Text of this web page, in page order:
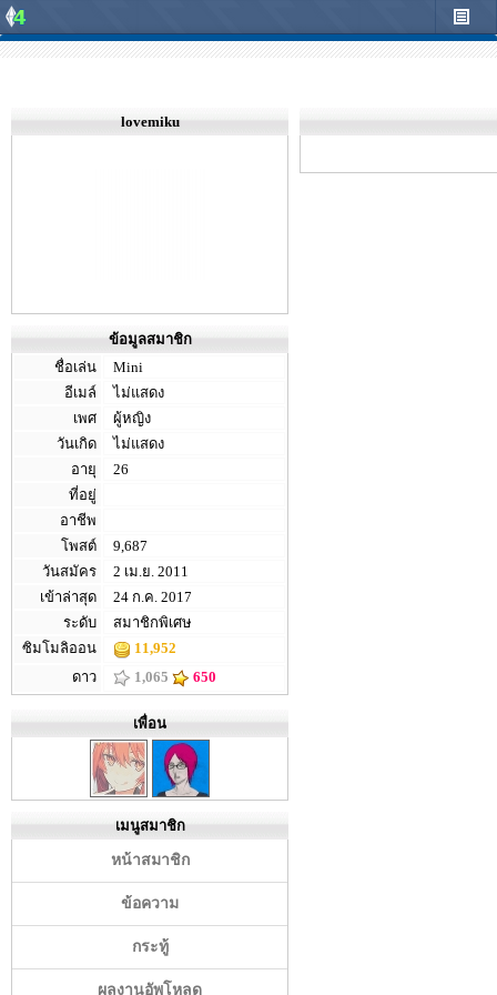
lovemiku
ข้อมูลสมาชิก
ชื่อเล่น
Mini
อีเมล์
ไม่แสดง
เพศ
ผู้หญิง
วันเกิด
ไม่แสดง
อายุ
26
ที่อยู่
อาชีพ
โพสต์
9,687
วันสมัคร
2 เม.ย. 2011
เข้าล่าสุด
24 ก.ค. 2017
ระดับ
สมาชิกพิเศษ
ซิมโมลิออน
11,952
ดาว
1,065 650
เพื่อน
เมนูสมาชิก
หน้าสมาชิก
ข้อความ
กระทู้
ผลงานอัพโหลด